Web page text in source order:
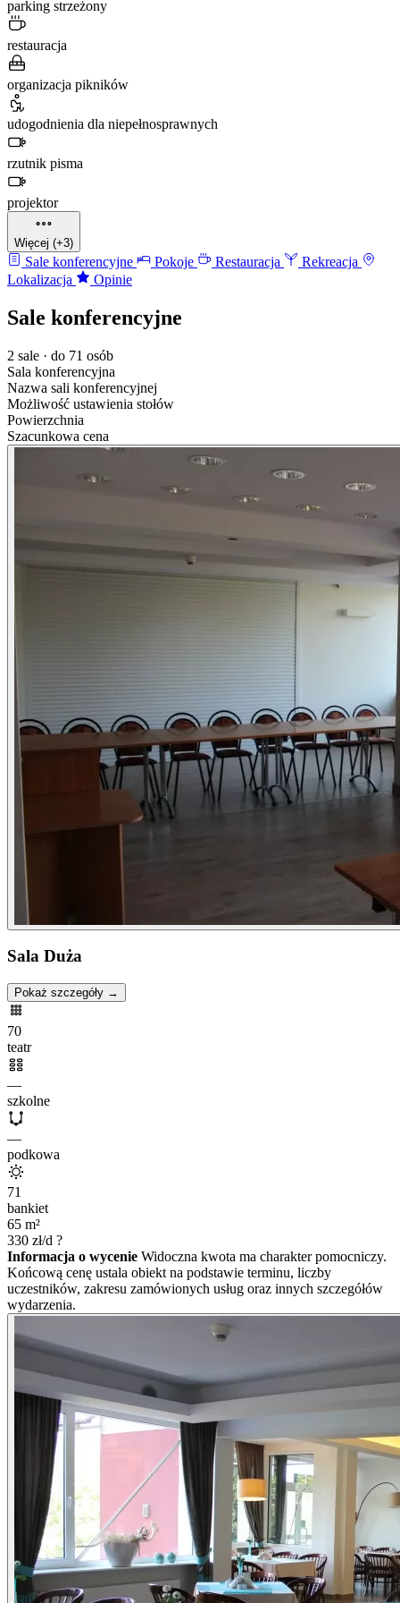
parking strzeżony
restauracja
organizacja pikników
udogodnienia dla niepełnosprawnych
rzutnik pisma
projektor
Więcej (+3)
Sale konferencyjne Pokoje Restauracja
Rekreacja
Lokalizacja
Opinie
Sale konferencyjne
2 sale · do 71 osób
Sala konferencyjna
Nazwa sali konferencyjnej
Możliwość ustawienia stołów
Powierzchnia
Szacunkowa cena
Sala Duża
Pokaż szczegóły →
70
teatr
—
szkolne
—
podkowa
71
bankiet
65 m²
330 zł/d ?
Informacja o wycenie Widoczna kwota ma charakter pomocniczy.
Końcową cenę ustala obiekt na podstawie terminu, liczby
uczestników, zakresu zamówionych usług oraz innych szczegółów
wydarzenia.